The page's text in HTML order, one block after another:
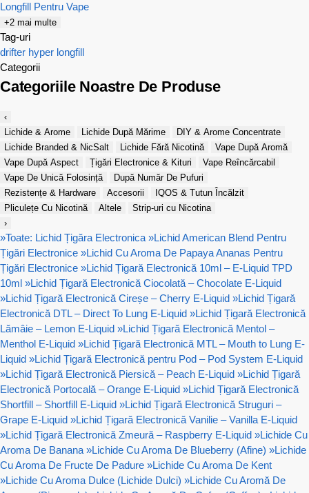
Longfill Pentru Vape
+2 mai multe
Tag-uri
drifter hyper longfill
Categorii
Categoriile Noastre De Produse
‹
Lichide & Arome
Lichide După Mărime
DIY & Arome Concentrate
Lichide Branded & NicSalt
Lichide Fără Nicotină
Vape După Aromă
Vape După Aspect
Țigări Electronice & Kituri
Vape Reîncărcabil
Vape De Unică Folosință
După Număr De Pufuri
Rezistențe & Hardware
Accesorii
IQOS & Tutun Încălzit
Pliculețe Cu Nicotină
Altele
Strip-uri cu Nicotina
›
»Toate: Lichid Țigăra Electronica »Lichid American Blend Pentru
Țigări Electronice »Lichid Cu Aroma De Papaya Ananas Pentru
Țigări Electronice »Lichid Țigară Electronică 10ml – E-Liquid TPD
10ml »Lichid Țigară Electronică Ciocolată – Chocolate E-Liquid
»Lichid Țigară Electronică Cireșe – Cherry E-Liquid »Lichid Țigară
Electronică DTL – Direct To Lung E-Liquid »Lichid Țigară Electronică
Lămâie – Lemon E-Liquid »Lichid Țigară Electronică Mentol –
Menthol E-Liquid »Lichid Țigară Electronică MTL – Mouth to Lung E-
Liquid »Lichid Țigară Electronică pentru Pod – Pod System E-Liquid
»Lichid Țigară Electronică Piersică – Peach E-Liquid »Lichid Țigară
Electronică Portocală – Orange E-Liquid »Lichid Țigară Electronică
Shortfill – Shortfill E-Liquid »Lichid Țigară Electronică Struguri –
Grape E-Liquid »Lichid Țigară Electronică Vanilie – Vanilla E-Liquid
»Lichid Țigară Electronică Zmeură – Raspberry E-Liquid »Lichide Cu
Aroma De Banana »Lichide Cu Aroma De Blueberry (Afine) »Lichide
Cu Aroma De Fructe De Padure »Lichide Cu Aroma De Kent
»Lichide Cu Aroma Dulce (Lichide Dulci) »Lichide Cu Aromă De